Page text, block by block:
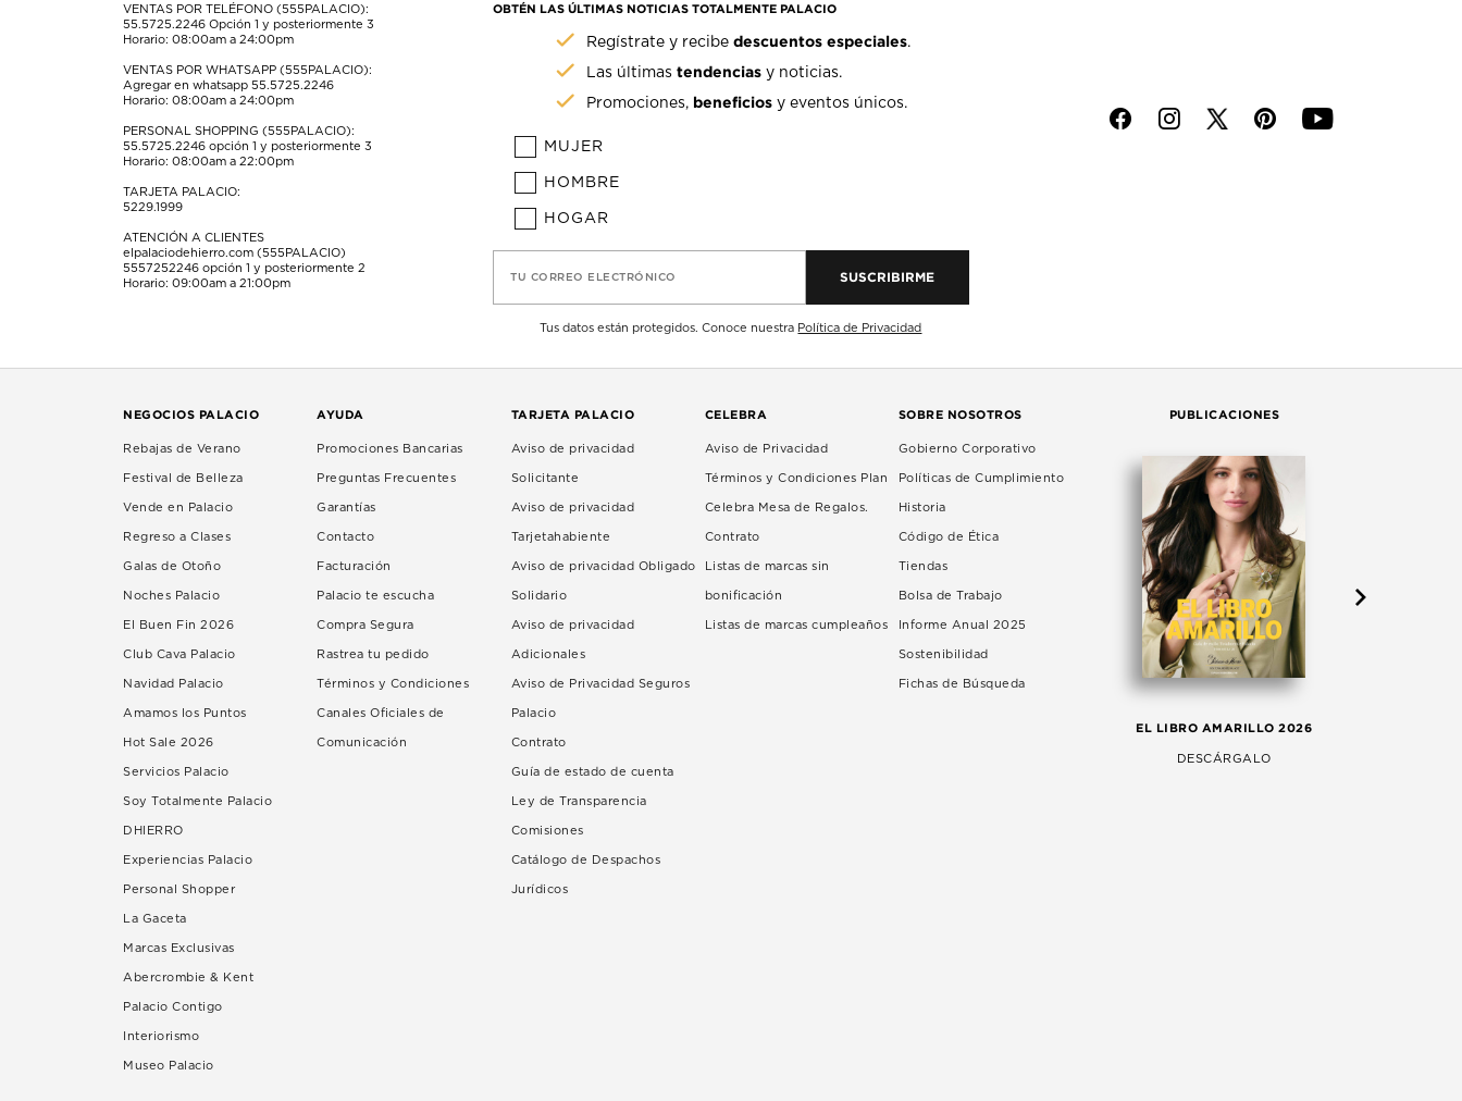
formularioformulario
de
formulario
de
formulario
de
formulario
de
envío.
VENTAS POR TELÉFONO (555PALACIO):
55.5725.2246 Opción 1 y posteriormente 3
Horario: 08:00am a 24:00pm
VENTAS POR WHATSAPP (555PALACIO):
Agregar en whatsapp 55.5725.2246
Horario: 08:00am a 24:00pm
PERSONAL SHOPPING (555PALACIO):
55.5725.2246 opción 1 y posteriormente 3
Horario: 08:00am a 22:00pm
TARJETA PALACIO:
5229.1999
ATENCIÓN A CLIENTES
elpalaciodehierro.com (555PALACIO)
5557252246 opción 1 y posteriormente 2
Horario: 09:00am a 21:00pm
OBTÉN LAS ÚLTIMAS NOTICIAS TOTALMENTE PALACIO
Regístrate y recibedescuentos especiales.
Las últimastendencias y noticias.
Promociones, beneficios y eventos únicos.
MUJER
HOMBRE
HOGAR
TU CORREO ELECTRÓNICO SUSCRIBIRME
Tus datos están protegidos. Conoce nuestra Política de Privacidad
f i p y
NEGOCIOS PALACIO
Rebajas de Verano
Festival de Belleza
Vende en Palacio
Regreso a Clases
Galas de Otoño
Noches Palacio
El Buen Fin 2026
Club Cava Palacio
Navidad Palacio
Amamos los Puntos
Hot Sale 2026
Servicios Palacio
Soy Totalmente Palacio
DHIERRO
Experiencias Palacio
Personal Shopper
La Gaceta
Marcas Exclusivas
Abercrombie & Kent
Palacio Contigo
Interiorismo
Museo Palacio
AYUDA
Promociones Bancarias
Preguntas Frecuentes
Garantías
Contacto
Facturación
Palacio te escucha
Compra Segura
Rastrea tu pedido
Términos y Condiciones
Canales Oficiales de
Comunicación
TARJETA PALACIO
Aviso de privacidad
Solicitante
Aviso de privacidad
Tarjetahabiente
Aviso de privacidad Obligado
Solidario
Aviso de privacidad
Adicionales
Aviso de Privacidad Seguros
Palacio
Contrato
Guía de estado de cuenta
Ley de Transparencia
Comisiones
Catálogo de Despachos
Jurídicos
CELEBRA
Aviso de Privacidad
Términos y Condiciones Plan
Celebra Mesa de Regalos.
Contrato
Listas de marcas sin
bonificación
Listas de marcas cumpleaños
SOBRE NOSOTROS
Gobierno Corporativo
Políticas de Cumplimiento
Historia
Código de Ética
Tiendas
Bolsa de Trabajo
Informe Anual 2025
Sostenibilidad
Fichas de Búsqueda
PUBLICACIONES
EL LIBRO AMARILLO 2026
DESCÁRGALO